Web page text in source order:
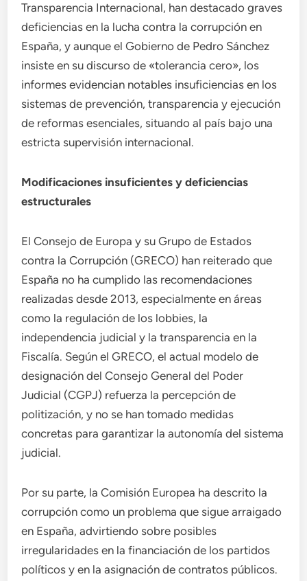
Transparencia Internacional, han destacado graves
deficiencias en la lucha contra la corrupción en
España, y aunque el Gobierno de Pedro Sánchez
insiste en su discurso de «tolerancia cero», los
informes evidencian notables insuficiencias en los
sistemas de prevención, transparencia y ejecución
de reformas esenciales, situando al país bajo una
estricta supervisión internacional.
Modificaciones insuficientes y deficiencias
estructurales
El Consejo de Europa y su Grupo de Estados
contra la Corrupción (GRECO) han reiterado que
España no ha cumplido las recomendaciones
realizadas desde 2013, especialmente en áreas
como la regulación de los lobbies, la
independencia judicial y la transparencia en la
Fiscalía. Según el GRECO, el actual modelo de
designación del Consejo General del Poder
Judicial (CGPJ) refuerza la percepción de
politización, y no se han tomado medidas
concretas para garantizar la autonomía del sistema
judicial.
Por su parte, la Comisión Europea ha descrito la
corrupción como un problema que sigue arraigado
en España, advirtiendo sobre posibles
irregularidades en la financiación de los partidos
políticos y en la asignación de contratos públicos.